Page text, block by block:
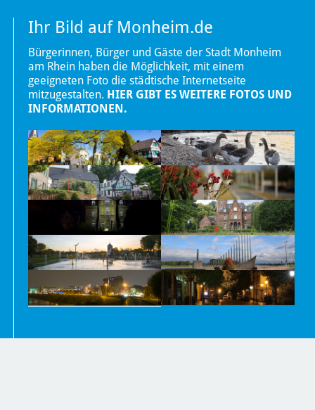
Ihr Bild auf Monheim.de
Bürgerinnen, Bürger und Gäste der Stadt Monheim
am Rhein haben die Möglichkeit, mit einem
geeigneten Foto die städtische Internetseite
mitzugestalten. HIER GIBT ES WEITERE FOTOS UND
INFORMATIONEN.